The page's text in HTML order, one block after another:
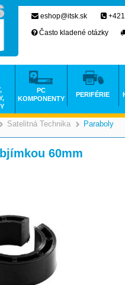
Satelitná Technika Paraboly
60mm
eshop@itsk.sk
Často kladené otázky
PC
KOMPONENTY
PERIFÉRIE